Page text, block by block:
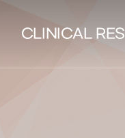
CLINICAL